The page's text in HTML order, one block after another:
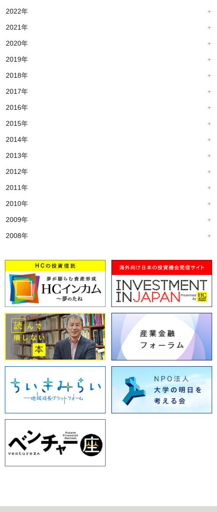
2022年
2021年
2020年
2019年
2018年
2017年
2016年
2015年
2014年
2013年
2012年
2011年
2010年
2009年
2008年